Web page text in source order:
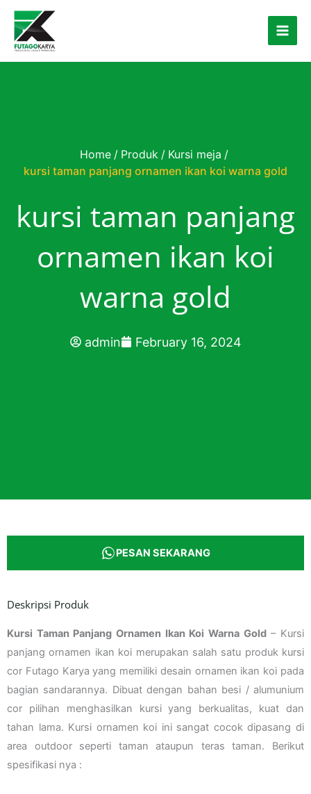
Skip to content
Home / Produk / Kursi meja /
kursi taman panjang ornamen ikan koi warna gold
kursi taman panjang
ornamen ikan koi
warna gold
admin February 16, 2024
PESAN SEKARANG
Deskripsi Produk
Kursi Taman Panjang Ornamen Ikan Koi Warna Gold– Kursi
panjang ornamen ikan koi merupakan salah satu produk kursi
cor Futago Karya yang memiliki desain ornamen ikan koi pada
bagian sandarannya. Dibuat dengan bahan besi / alumunium
cor pilihan menghasilkan kursi yang berkualitas, kuat dan
tahan lama. Kursi ornamen koi ini sangat cocok dipasang di
area outdoor seperti taman ataupun teras taman. Berikut
spesifikasi nya :